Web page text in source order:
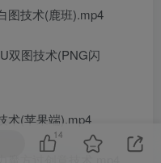
图技术(鹿班).mp4
双图技术(PNG闪
术(苹果端).mp4
方过创意技术.mp4
14